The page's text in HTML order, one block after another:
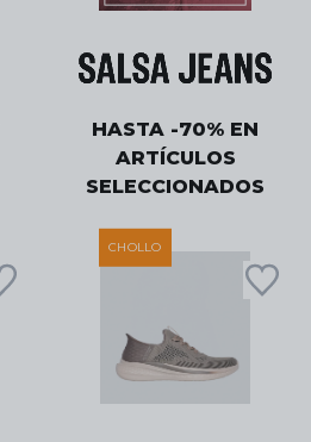
HASTA -70% EN
ARTÍCULOS
SELECCIONADOS
CHOLLO